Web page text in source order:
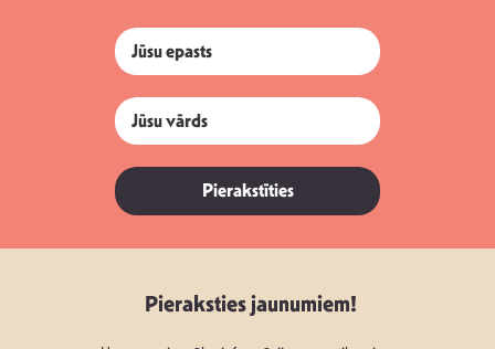
Pierakstīties
Pieraksties jaunumiem!